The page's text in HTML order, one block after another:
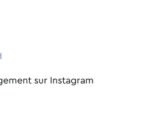
sur Instagram